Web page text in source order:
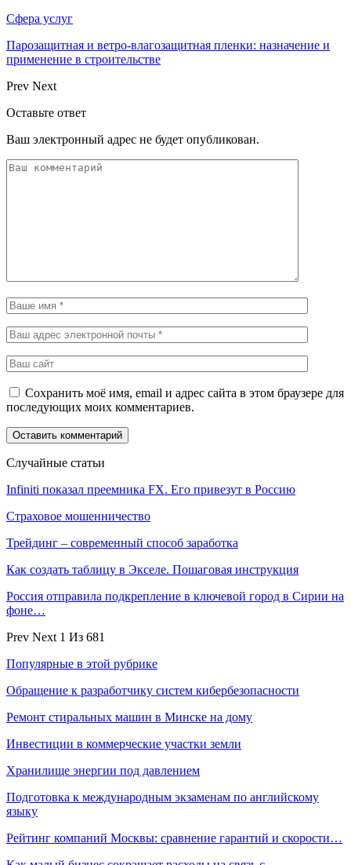
Сфера услуг
Парозащитная и ветро-влагозащитная пленки: назначение и
применение в строительстве
Prev Next
Оставьте ответ
Ваш электронный адрес не будет опубликован.
Сохранить моё имя, email и адрес сайта в этом браузере для
последующих моих комментариев.
Случайные статьи
Infiniti показал преемника FX. Его привезут в Россию
Страховое мошенничество
Трейдинг – современный способ заработка
Как создать таблицу в Экселе. Пошаговая инструкция
Россия отправила подкрепление в ключевой город в Сирии на
фоне…
Prev Next 1 Из 681
Популярные в этой рубрике
Обращение к разработчику систем кибербезопасности
Ремонт стиральных машин в Минске на дому
Инвестиции в коммерческие участки земли
Хранилище энергии под давлением
Подготовка к международным экзаменам по английскому
языку
Рейтинг компаний Москвы: сравнение гарантий и скорости…